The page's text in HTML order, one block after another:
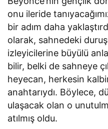
onu ileride
bir adım daha
olarak, sahnedeki
izleyicilerine büyülü
bilir, belki de sahneye
heyecan, herkesin
anahtarıydı. Böylece,
ulaşacak olan o
atılmış oldu.